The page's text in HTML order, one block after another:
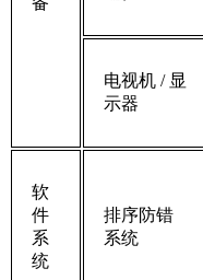
电视机 / 显
示器
软
件
系
统
排序防错
系统